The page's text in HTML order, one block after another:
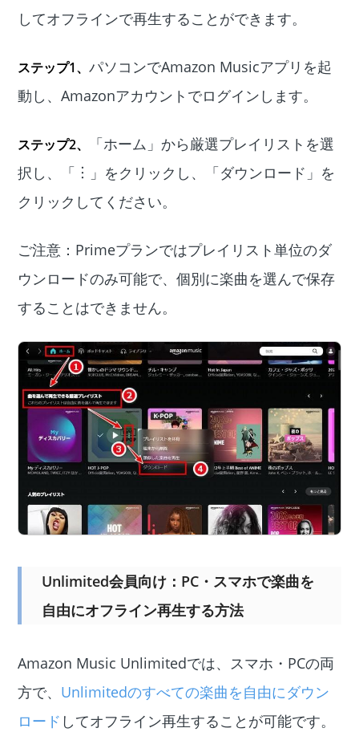
してオフラインで再生することができます。
ステップ1、パソコンでAmazon Musicアプリを起
動し、Amazonアカウントでログインします。
ステップ2、
「ホーム」から厳選プレイリストを選
択し、「︙」をクリックし、「ダウンロード」を
クリックしてください。
ご注意：Primeプランではプレイリスト単位のダ
ウンロードのみ可能で、個別に楽曲を選んで保存
することはできません。
Unlimited会員向け：PC・スマホで楽曲を
自由にオフライン再生する方法
Amazon Music Unlimitedでは、スマホ・PCの両
方で、 Unlimitedのすべての楽曲を自由にダウン
ロード してオフライン再生することが可能です。